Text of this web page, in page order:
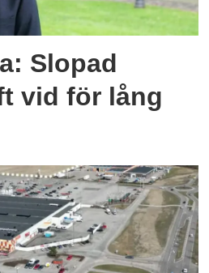
Slopad
vid för lång